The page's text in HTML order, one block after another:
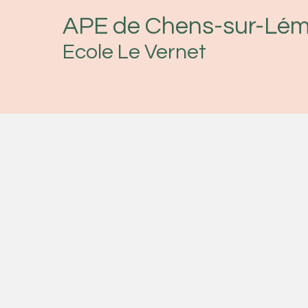
APE de Chens-sur-
Ecole Le Vernet